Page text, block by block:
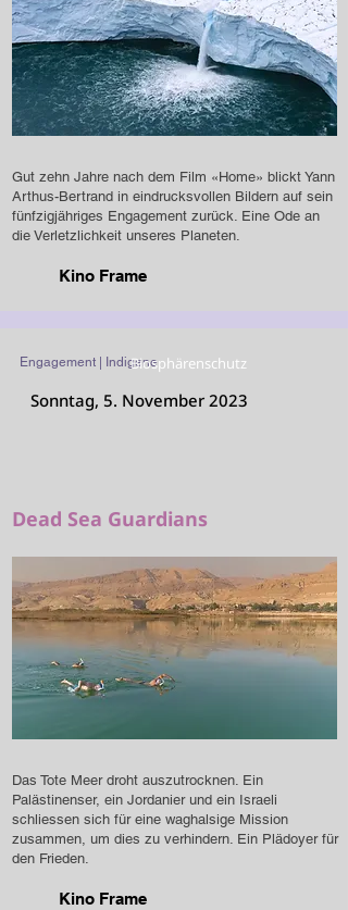
Gut zehn Jahre nach dem Film «Home» blickt Yann
Arthus-Bertrand in eindrucksvollen Bildern auf sein
fünfzigjähriges Engagement zurück. Eine Ode an
die Verletzlichkeit unseres Planeten.
Kino Frame
Engagement | IndigeneBiosphärenschutz
Sonntag, 5. November 2023
Dead Sea Guardians
Das Tote Meer droht auszutrocknen. Ein
Palästinenser, ein Jordanier und ein Israeli
schliessen sich für eine waghalsige Mission
zusammen, um dies zu verhindern. Ein Plädoyer für
den Frieden.
Kino Frame